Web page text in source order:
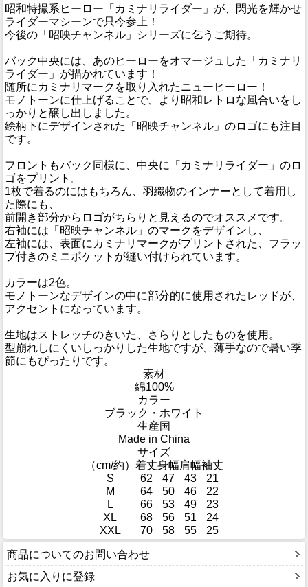
昭和特撮系ヒーロー「カミナリライダー」が、閃光を輝かせ
ライダーマシーンで只今参上！
今後の「昭映チャンネル」シリーズに乞うご期待。
バック中央には、あのヒーローをオマージュした「カミナリ
ライダー」が描かれています！
随所にカミナリマークを取り入れたニューヒーロー！
モノトーンに仕上げることで、より昭和レトロな風合いをし
っかりと醸し出しました。
絵柄下にデザインされた「昭映チャンネル」のロゴにも注目
です。
フロントもバック同様に、中央に「カミナリライダー」のロ
ゴをプリント。
1枚で着るのにはもちろん、羽織物のインナーとして着用し
た際にも、
前開き部分からロゴがちらりと見えるのでオススメです。
右袖には「昭映チャンネル」のマークをデザインし、
左袖には、表面にカミナリマークがプリントされた、フラッ
プ付きのミニポケットが縫い付けられています。
カラーは2色。
モノトーンなデザインの中に部分的に使用されたレッドが、
アクセントになっています。
生地はストレッチのきいた、さらりとしたものを使用。
型崩れしにくいしっかりした生地ですが、薄手なので暑い季
節にもぴったりです。
素材
綿100%
カラー
ブラック・ホワイト
生産国
Made in China
サイズ
（cm/約） 着丈身幅肩幅袖丈
S
62 47 43
21
M
64 50 46
22
L
66 53 49
23
XL
68 56 51
24
XXL
70 58 55 25
商品についてのお問い合わせ
お気に入りに登録